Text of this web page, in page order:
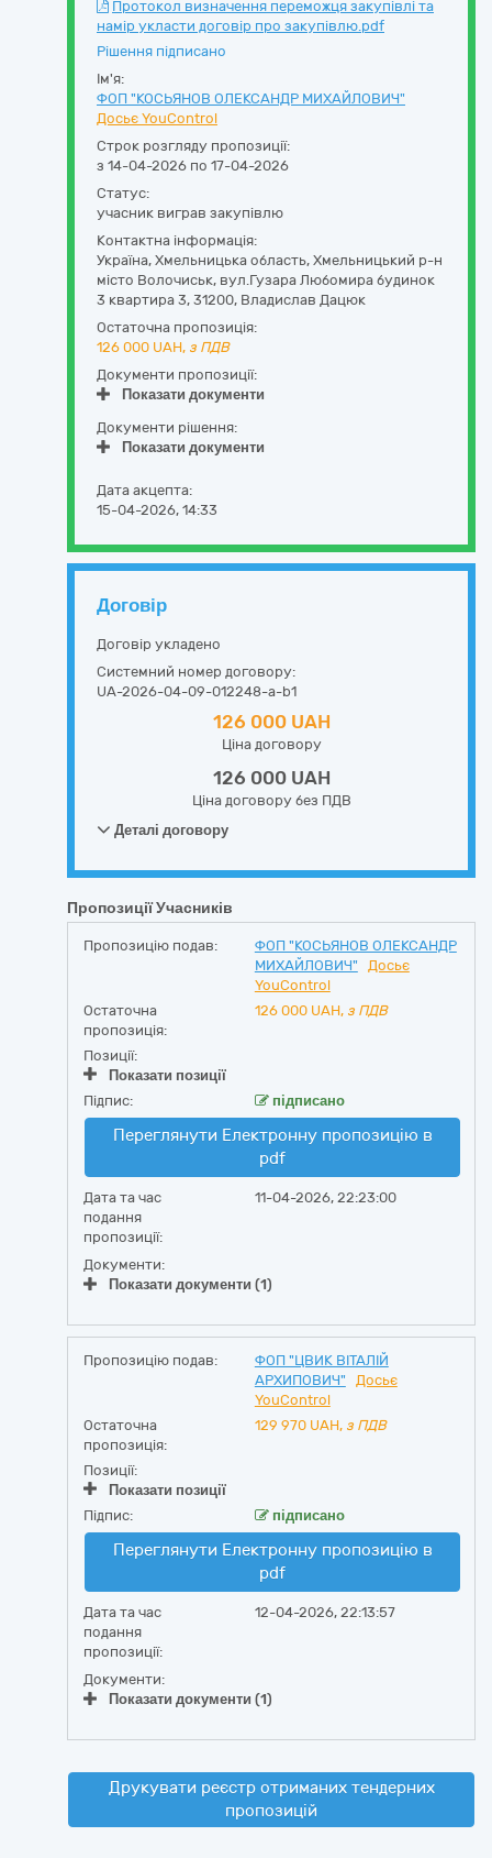
Протокол визначення переможця закупівлі та
намір укласти договір про закупівлю.pdf
Рішення підписано
Ім'я:
ФОП "КОСЬЯНОВ ОЛЕКСАНДР МИХАЙЛОВИЧ"
Досьє YouControl
Строк розгляду пропозиції:
з 14-04-2026 по 17-04-2026
Статус:
учасник виграв закупівлю
Контактна інформація:
Україна, Хмельницька область, Хмельницький р-н
місто Волочиськ, вул.Гузара Любомира будинок
3 квартира 3, 31200, Владислав Дацюк
Остаточна пропозиція:
126 000 UAH, з ПДВ
Документи пропозиції:
Показати документи
Документи рішення:
Показати документи
Дата акцепта:
15-04-2026, 14:33
Договір
Договір укладено
Системний номер договору:
UA-2026-04-09-012248-a-b1
126 000 UAH
Ціна договору
126 000 UAH
Ціна договору без ПДВ
Деталі договору
Пропозиції Учасників
Пропозицію подав:
ФОП "КОСЬЯНОВ ОЛЕКСАНДР
МИХАЙЛОВИЧ"
Досьє
YouControl
Остаточна
пропозиція:
126 000 UAH, з ПДВ
Позиції:
Показати позиції
Підпис:
підписано
Переглянути Електронну пропозицію в
pdf
Дата та час
подання
пропозиції:
11-04-2026, 22:23:00
Документи:
Показати документи (1)
Пропозицію подав:
ФОП "ЦВИК ВІТАЛІЙ
АРХИПОВИЧ"
Досьє
YouControl
Остаточна
пропозиція:
129 970 UAH, з ПДВ
Позиції:
Показати позиції
Підпис:
підписано
Переглянути Електронну пропозицію в
pdf
Дата та час
подання
пропозиції:
12-04-2026, 22:13:57
Документи:
Показати документи (1)
Друкувати реєстр отриманих тендерних
пропозицій